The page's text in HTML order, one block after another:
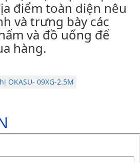
điểm toàn diện nêu
và trưng bày các
và đồ uống để
hàng.
OKASU- 09XG-2.5M